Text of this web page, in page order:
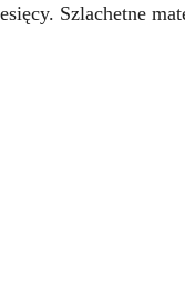
Szlachetne